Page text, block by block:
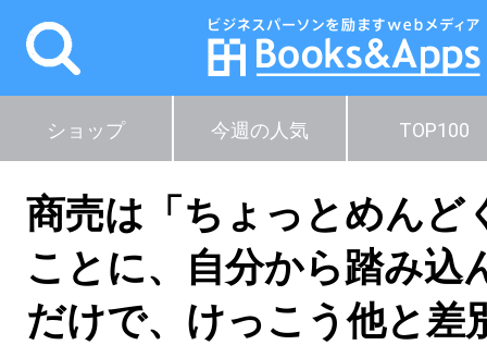
ショップ 今週の人気 TOP100
商売は「ちょっとめんど
ことに、自分から踏み込
だけで、けっこう他と差